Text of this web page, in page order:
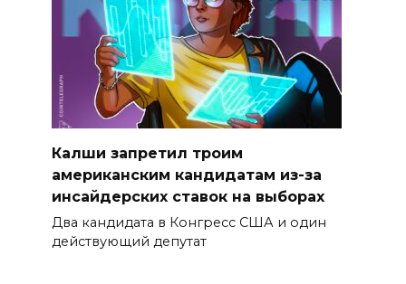
Калши запретил троим
американским кандидатам из-за
инсайдерских ставок на выборах
Два кандидата в Конгресс США и один
действующий депутат